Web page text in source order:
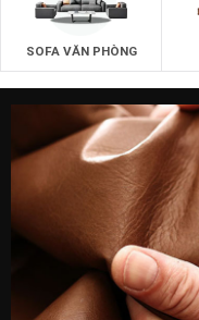
SOFA VĂN PHÒNG